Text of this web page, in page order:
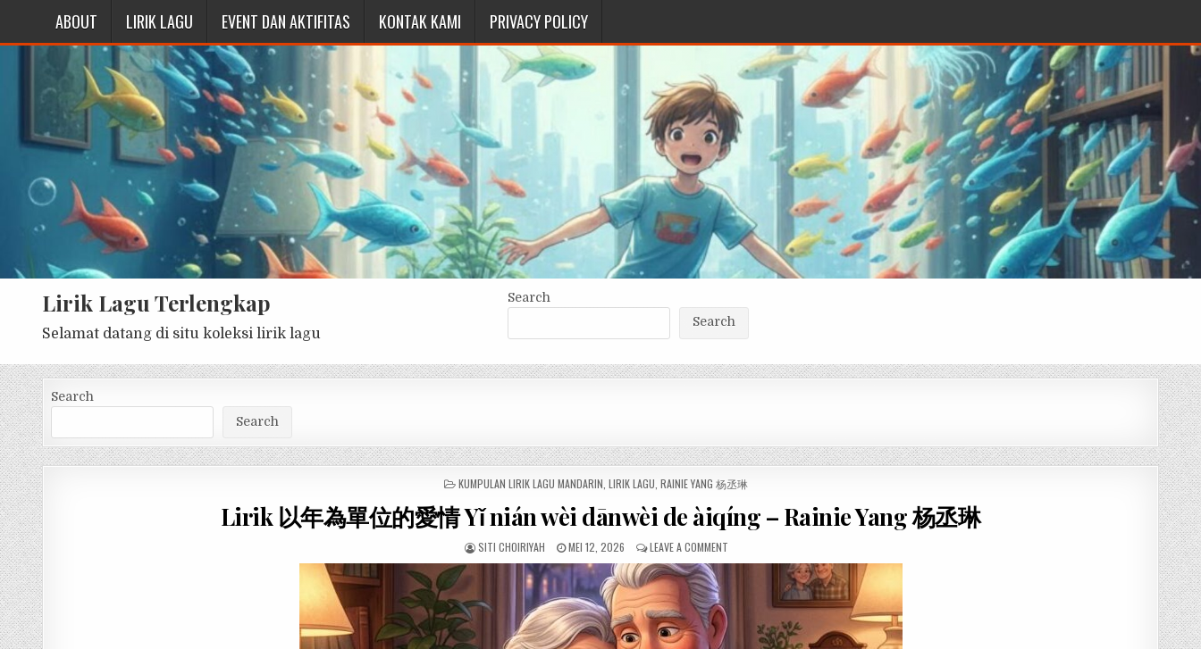
ABOUT LIRIK LAGU EVENT DAN AKTIFITAS KONTAK KAMI PRIVACY POLICY
Lirik Lagu Terlengkap
Selamat datang di situ koleksi lirik lagu
Search
Search
Search
Search
POSTED
KUMPULAN LIRIK LAGU MANDARIN LIRIK LAGU RAINIE YANG 杨丞琳
Lirik 以年為單位的愛情 Yǐ nián wèi dānwèi de àiqíng – Rainie Yang 杨丞琳
SITI CHOIRIYAH MEI 12, 2026 LEAVE A COMMENT